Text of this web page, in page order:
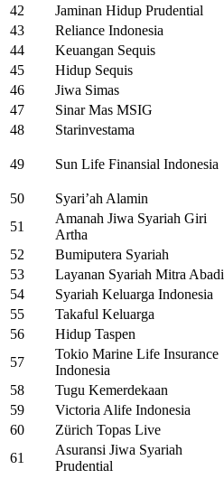
42
Jaminan Hidup Prudential
43
Reliance Indonesia
44
Keuangan Sequis
45
Hidup Sequis
46
Jiwa Simas
47
Sinar Mas MSIG
48
Starinvestama
49 Sun Life Finansial Indonesia
50 Syari’ah Alamin
51
Amanah Jiwa Syariah Giri
Artha
52
Bumiputera Syariah
53
Layanan Syariah Mitra Abadi
54
Syariah Keluarga Indonesia
55
Takaful Keluarga
56
Hidup Taspen
57
Tokio Marine Life Insurance
Indonesia
58
Tugu Kemerdekaan
59
Victoria Alife Indonesia
60
Zürich Topas Live
61
Asuransi Jiwa Syariah
Prudential